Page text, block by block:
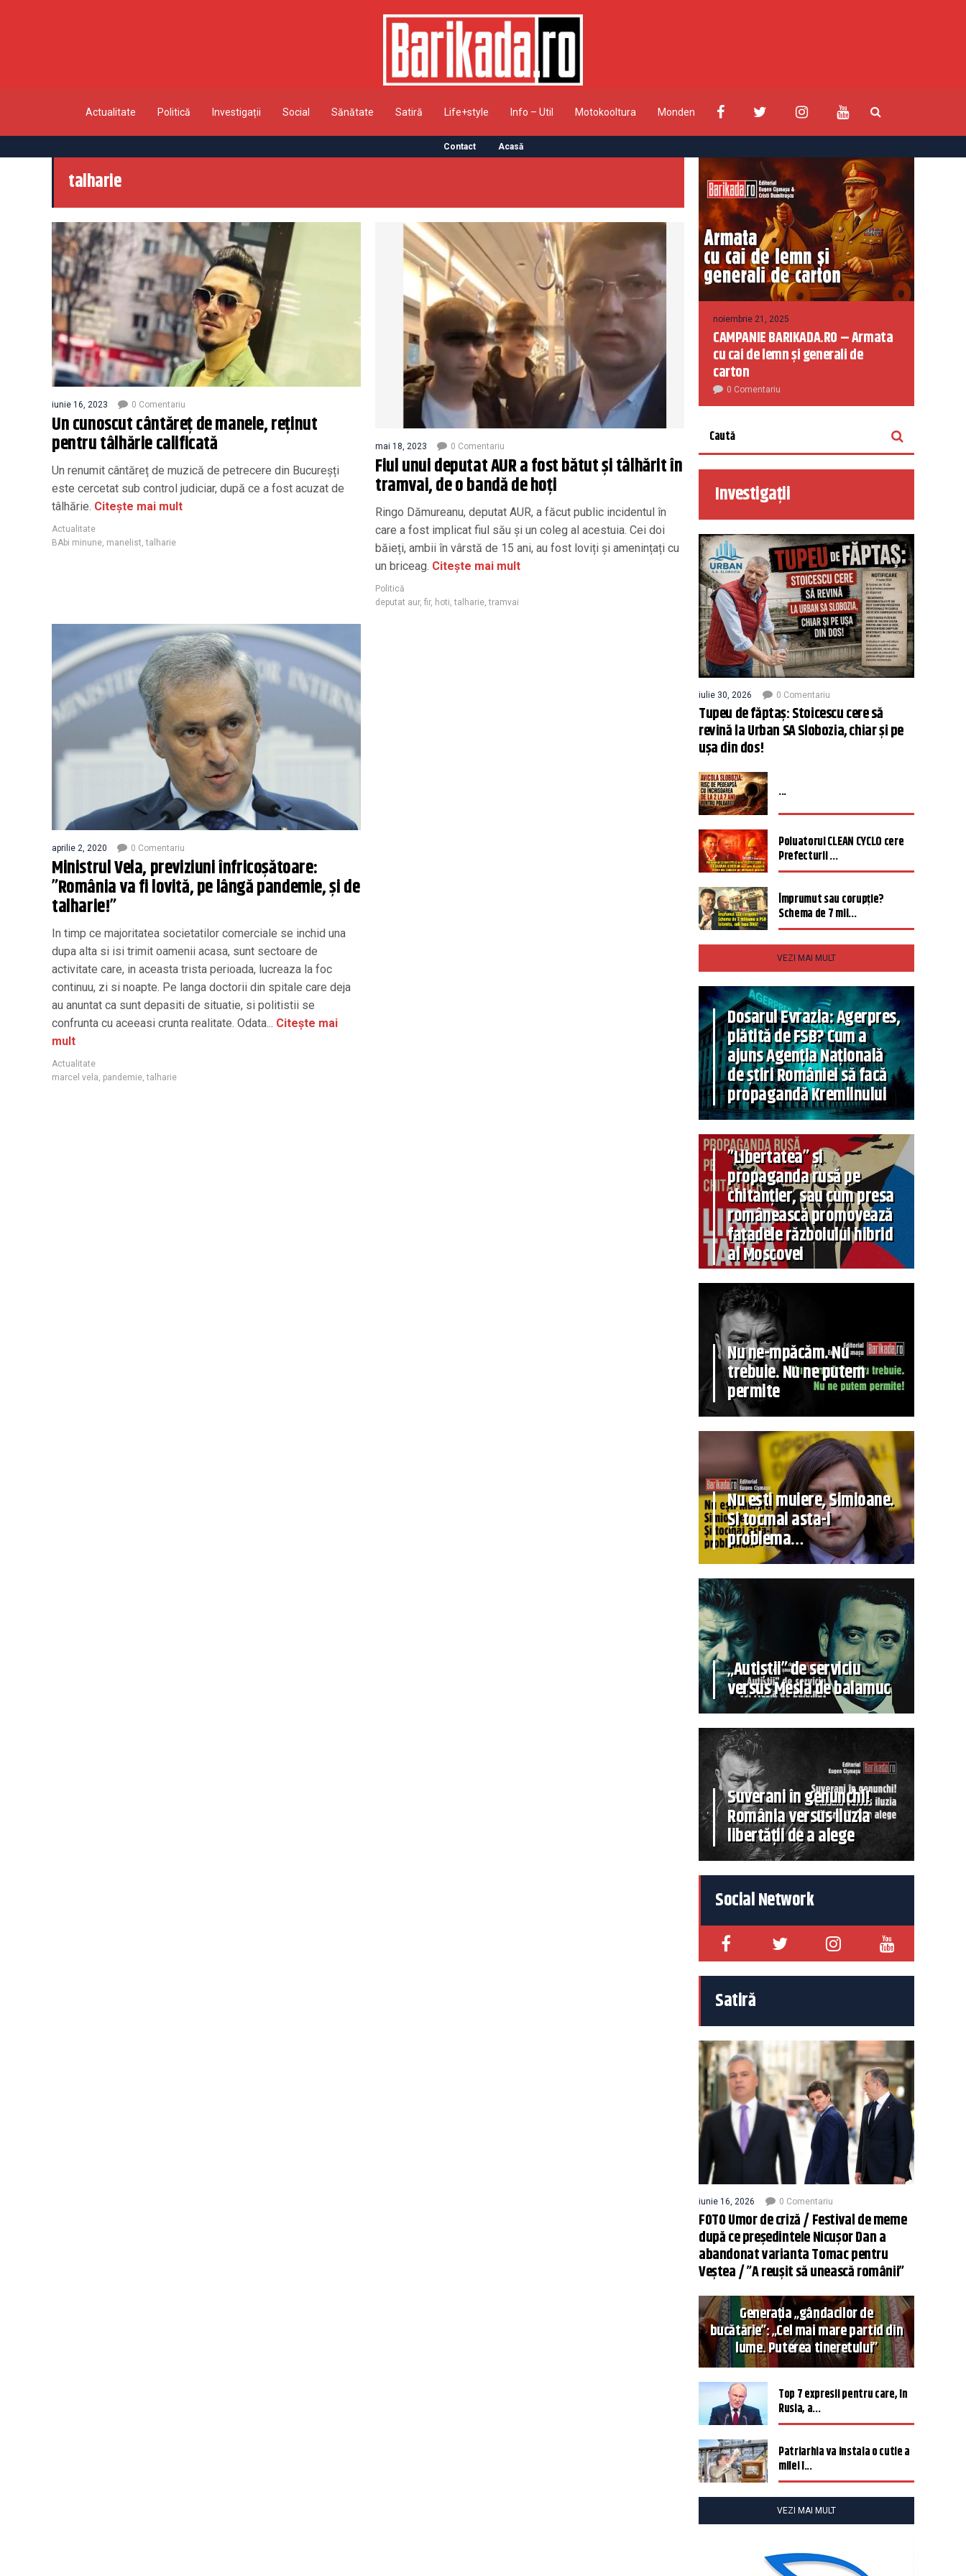
Actualitate Politică Investigații Social Sănătate Satiră Life+style Info – Util Motokooltura Monden
Contact Acasă
talharie
iunie 16, 2023 0 Comentariu
Un cunoscut cântăreț de manele, reținut
pentru tâlhărie calificată
Un renumit cântăreț de muzică de petrecere din Bucureșți
este cercetat sub control judiciar, după ce a fost acuzat de
tâlhărie. Citește mai mult
Actualitate
BAbi minune manelist ,talharie
mai 18, 2023 0 Comentariu
Fiul unui deputat AUR a fost bătut şi tâlhărit în
tramvai, de o bandă de hoţi
Ringo Dămureanu, deputat AUR, a făcut public incidentul în
care a fost implicat fiul său și un coleg al acestuia. Cei doi
băieți, ambii în vârstă de 15 ani, au fost loviți și amenințați cu
un briceag. Citește mai mult
Politică
deputat aur, fir, hoti ,talharie ,tramvai
aprilie 2, 2020 0 Comentariu
Ministrul Vela, previziuni înfricoșătoare:
”România va fi lovită, pe lângă pandemie, și de
talharie!”
In timp ce majoritatea societatilor comerciale se inchid una
dupa alta si isi trimit oamenii acasa, sunt sectoare de
activitate care, in aceasta trista perioada, lucreaza la foc
continuu, zi si noapte. Pe langa doctorii din spitale care deja
au anuntat ca sunt depasiti de situatie, si politistii se
confrunta cu aceeasi crunta realitate. Odata... Citește mai
mult
Actualitate
marcel vela pandemie ,talharie
noiembrie 21, 2025
CAMPANIE BARIKADA.RO – Armata
cu cai de lemn și generali de
carton
0 Comentariu
Investigații
iulie 30, 2026 0 Comentariu
Tupeu de făptaș: Stoicescu cere să
revină la Urban SA Slobozia, chiar și pe
ușa din dos!
...
Poluatorul CLEAN CYCLO cere
Prefecturii ...
Împrumut sau corupție?
Schema de 7 mil...
VEZI MAI MULT
Dosarul Evrazia: Agerpres,
plătită de FSB? Cum a
ajuns Agenția Națională
de știri României să facă
propagandă Kremlinului
”Libertatea” și
propaganda rusă pe
chitanțier, sau cum presa
românească promovează
fațadele războiului hibrid
al Moscovei
Nu ne-mpăcăm. Nu
trebuie. Nu ne putem
permite
Nu ești muiere, Simioane.
Și tocmai asta-i
problema…
„Autiștii” de serviciu
versus Mesia de balamuc
Suverani în genunchi!
România versus iluzia
libertății de a alege
Social Network
Satiră
iunie 16, 2026 0 Comentariu
FOTO Umor de criză / Festival de meme
după ce președintele Nicușor Dan a
abandonat varianta Tomac pentru
Veștea / ”A reușit să unească românii”
Generația „gândacilor de
bucătărie”: „Cel mai mare partid din
lume. Puterea tineretului”
Top 7 expresii pentru care, în
Rusia, a...
Patriarhia va instala o cutie a
milei î...
VEZI MAI MULT